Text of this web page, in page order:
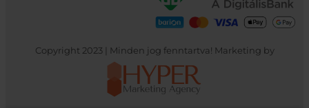
Copyright 2023 | Minden jog fenntartva! Marketing by